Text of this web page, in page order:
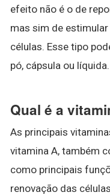
efeito não é o de
mas sim de
células. Esse tipo
pó, cápsula ou líquida.
Qual é a
As principais
vitamina A, também
como principais
renovação das